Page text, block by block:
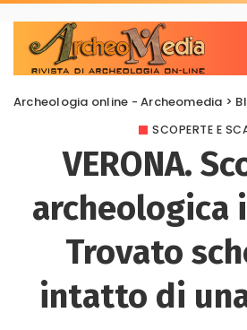
Archeologia online - Archeomedia >
SCOPERTE E
VERONA.
archeologica
Trovato
intatto di